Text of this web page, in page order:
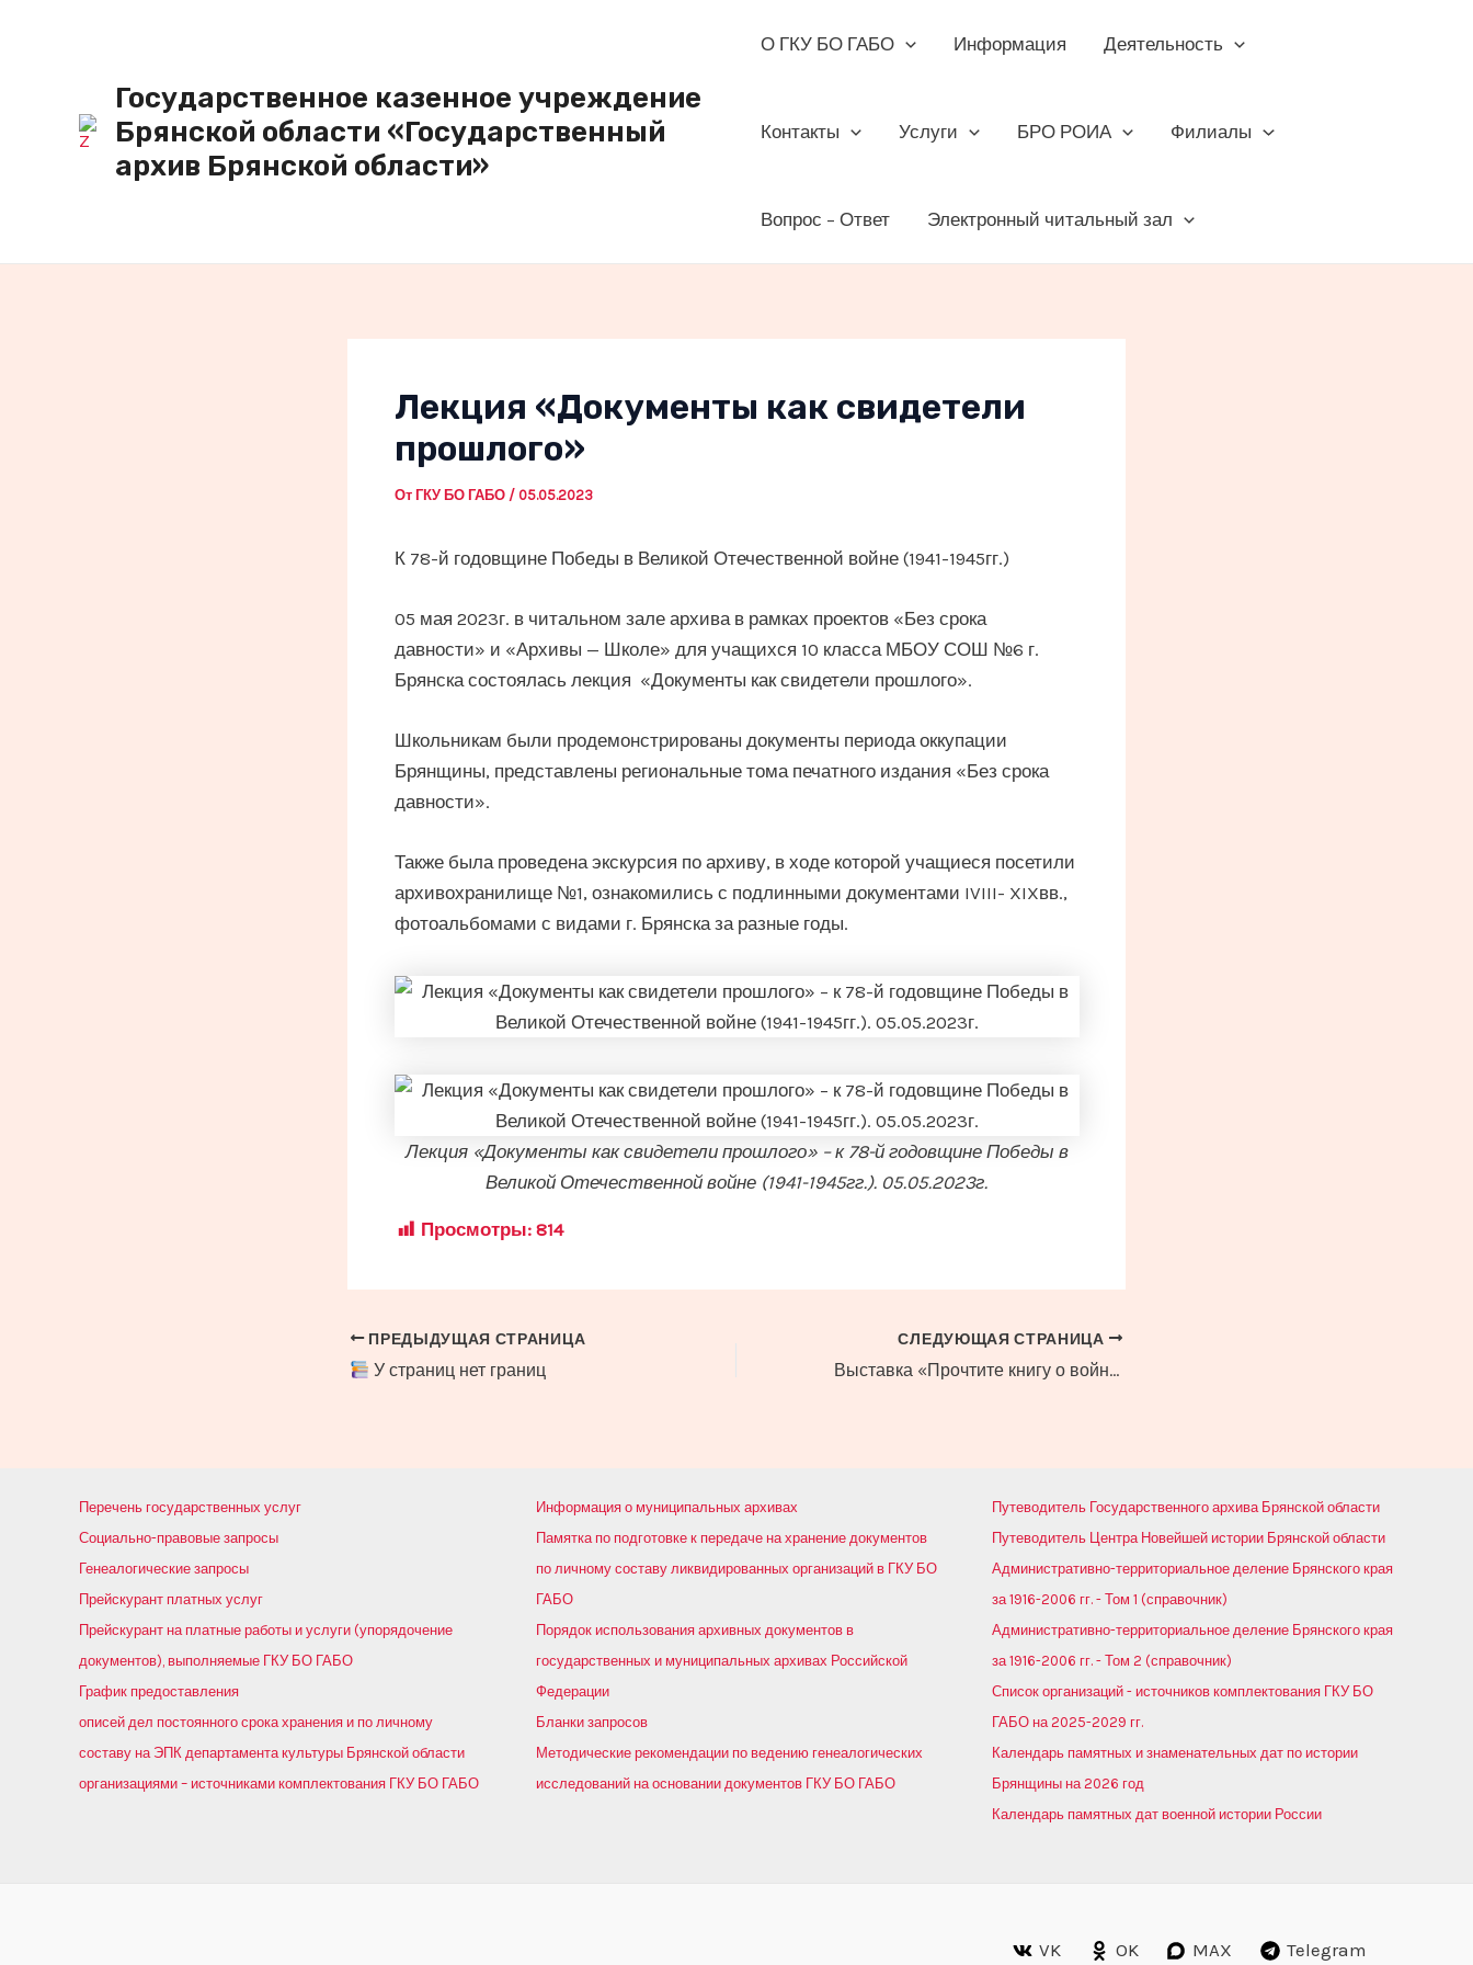
Государственное казенное учреждение
Брянской области «Государственный
архив Брянской области»
О ГКУ БО ГАБО Информация Деятельность
Контакты Услуги БРО РОИА Филиалы
Вопрос – Ответ Электронный читальный зал
Лекция «Документы как свидетели
прошлого»
От ГКУ БО ГАБО / 05.05.2023
К 78-й годовщине Победы в Великой Отечественной войне (1941-1945гг.)
05 мая 2023г. в читальном зале архива в рамках проектов «Без срока
давности» и «Архивы — Школе» для учащихся 10 класса МБОУ СОШ №6 г.
Брянска состоялась лекция «Документы как свидетели прошлого».
Школьникам были продемонстрированы документы периода оккупации
Брянщины, представлены региональные тома печатного издания «Без срока
давности».
Также была проведена экскурсия по архиву, в ходе которой учащиеся посетили
архивохранилище №1, ознакомились с подлинными документами IVIII- XIXвв.,
фотоальбомами с видами г. Брянска за разные годы.
Лекция «Документы как свидетели прошлого» – к 78-й годовщине Победы в
Великой Отечественной войне (1941-1945гг.). 05.05.2023г.
Просмотры: 814
Навигация
по
ПРЕДЫДУЩАЯ СТРАНИЦА
У страниц нет границ
СЛЕДУЮЩАЯ СТРАНИЦА
Выставка «Прочтите книгу о войне»
Перечень государственных услуг
Социально-правовые запросы
Генеалогические запросы
Прейскурант платных услуг
Прейскурант на платные работы и услуги (упорядочение
документов), выполняемые ГКУ БО ГАБО
График предоставления
описей дел постоянного срока хранения и по личному
составу на ЭПК департамента культуры Брянской области
организациями – источниками комплектования ГКУ БО ГАБО
Информация о муниципальных архивах
Памятка по подготовке к передаче на хранение документов
по личному составу ликвидированных организаций в ГКУ БО
ГАБО
Порядок использования архивных документов в
государственных и муниципальных архивах Российской
Федерации
Бланки запросов
Методические рекомендации по ведению генеалогических
исследований на основании документов ГКУ БО ГАБО
Путеводитель Государственного архива Брянской области
Путеводитель Центра Новейшей истории Брянской области
Административно-территориальное деление Брянского края
за 1916-2006 гг. - Том 1 (справочник)
Административно-территориальное деление Брянского края
за 1916-2006 гг. - Том 2 (справочник)
Список организаций - источников комплектования ГКУ БО
ГАБО на 2025-2029 гг.
Календарь памятных и знаменательных дат по истории
Брянщины на 2026 год
Календарь памятных дат военной истории России
VK OK MAX Telegram